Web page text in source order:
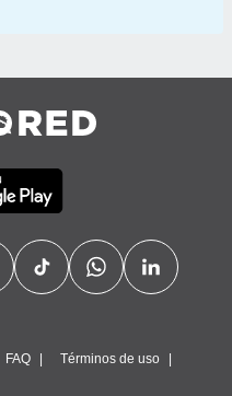
FAQ Términos de uso